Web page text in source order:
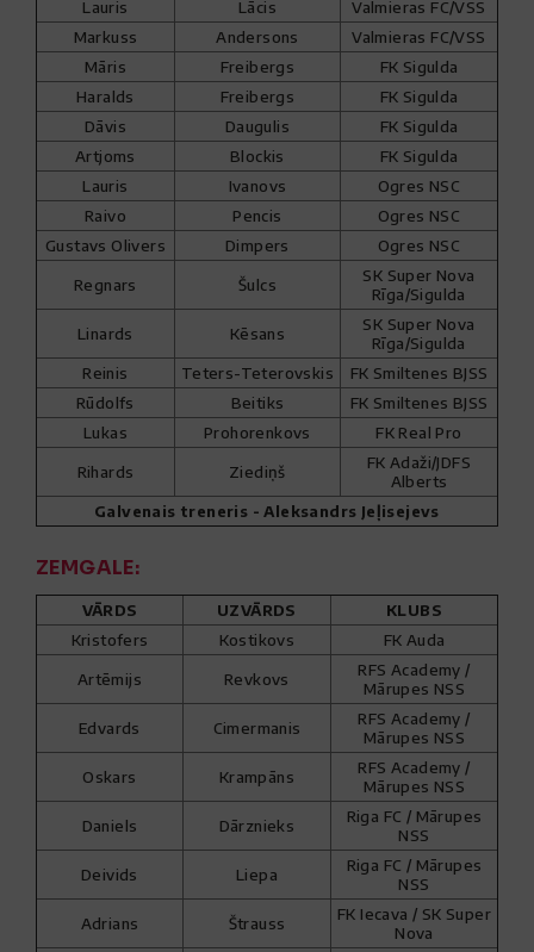
Lauris
Lācis
Valmieras FC/VSS
Markuss
Andersons
Valmieras FC/VSS
Māris
Freibergs
FK Sigulda
Haralds
Freibergs
FK Sigulda
Dāvis
Daugulis
FK Sigulda
Artjoms
Blockis
FK Sigulda
Lauris
Ivanovs
Ogres NSC
Raivo
Pencis
Ogres NSC
Gustavs Olivers
Dimpers Ogres NSC
Regnars Šulcs
SK Super Nova
Rīga/Sigulda
Linards Kēsans
SK Super Nova
Rīga/Sigulda
Reinis
Teters-Teterovskis
FK Smiltenes BJSS
Rūdolfs
Beitiks
FK Smiltenes BJSS
Lukas
Prohorenkovs FK Real Pro
Rihards Ziediņš
FK Adaži/JDFS
Alberts
Galvenais treneris - Aleksandrs Jeļisejevs
ZEMGALE:
VĀRDS UZVĀRDS
KLUBS
Kristofers
Kostikovs FK Auda
Artēmijs Revkovs
RFS Academy /
Mārupes NSS
Edvards Cimermanis
RFS Academy /
Mārupes NSS
Oskars Krampāns
RFS Academy /
Mārupes NSS
Daniels Dārznieks
Riga FC / Mārupes
NSS
Deivids Liepa
Riga FC / Mārupes
NSS
Adrians Štrauss
FK Iecava / SK Super
Nova